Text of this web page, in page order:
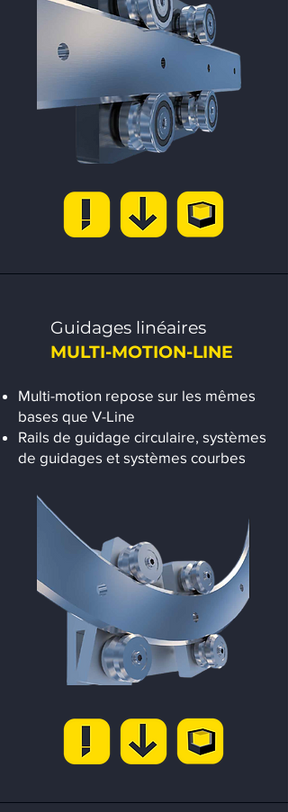
Guidages linéaires
MULTI-MOTION-LINE
Multi-motion repose sur les mêmes
bases que V-Line
Rails de guidage circulaire, systèmes
de guidages et systèmes courbes